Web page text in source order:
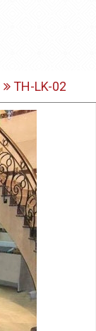
TH-LK-02